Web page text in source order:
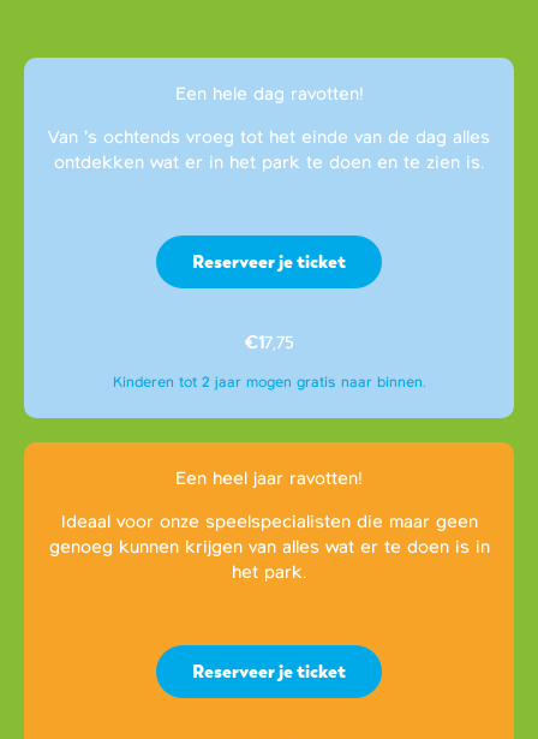
Een hele dag ravotten!
Van ’s ochtends vroeg tot het einde van de dag alles
ontdekken wat er in het park te doen en te zien is.
Reserveer je ticket
€17,75
Kinderen tot 2 jaar mogen gratis naar binnen.
Een heel jaar ravotten!
Ideaal voor onze speelspecialisten die maar geen
genoeg kunnen krijgen van alles wat er te doen is in
het park.
Reserveer je ticket